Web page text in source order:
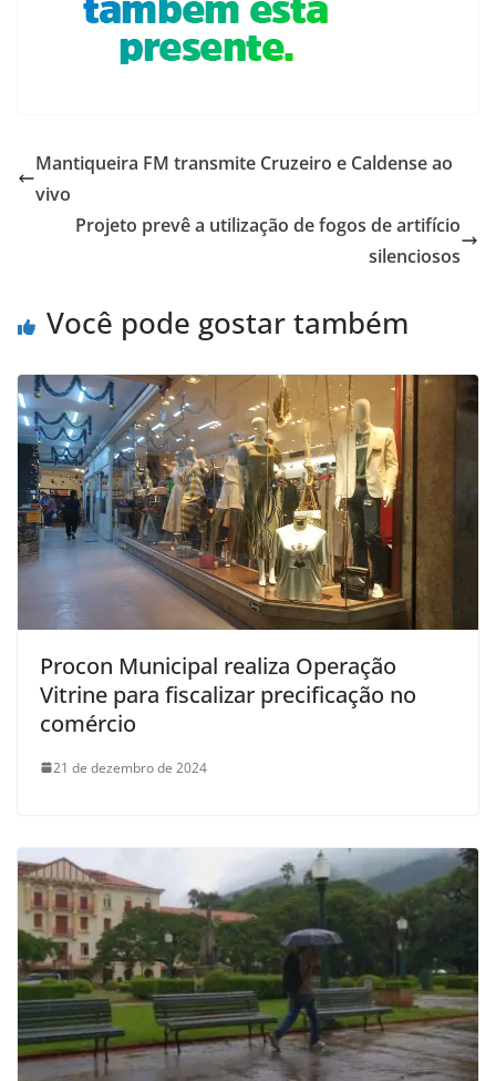
Mantiqueira FM transmite Cruzeiro e Caldense ao
vivo
Projeto prevê a utilização de fogos de artifício
silenciosos
Você pode gostar também
Procon Municipal realiza Operação
Vitrine para fiscalizar precificação no
comércio
21 de dezembro de 2024